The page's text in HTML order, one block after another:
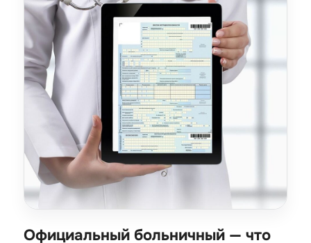
Официальный больничный — что